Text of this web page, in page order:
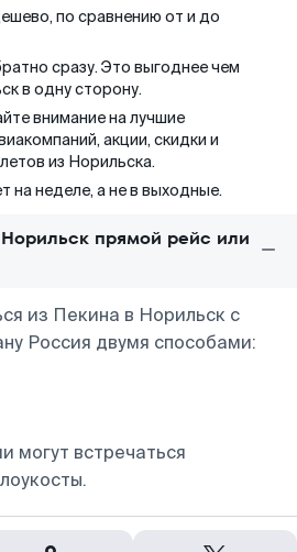
по сравнению от и до
сразу. Это выгоднее чем
в одну сторону.
внимание на лучшие
акции, скидки и
из Норильска.
на неделе, а не в выходные.
прямой рейс или
из Пекина в Норильск с
Россия двумя способами:
могут встречаться